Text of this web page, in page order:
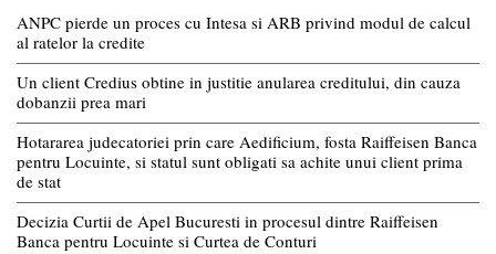
ANPC pierde un proces cu Intesa si ARB privind modul de calcul
al ratelor la credite
Un client Credius obtine in justitie anularea creditului, din cauza
dobanzii prea mari
Hotararea judecatoriei prin care Aedificium, fosta Raiffeisen Banca
pentru Locuinte, si statul sunt obligati sa achite unui client prima
de stat
Decizia Curtii de Apel Bucuresti in procesul dintre Raiffeisen
Banca pentru Locuinte si Curtea de Conturi